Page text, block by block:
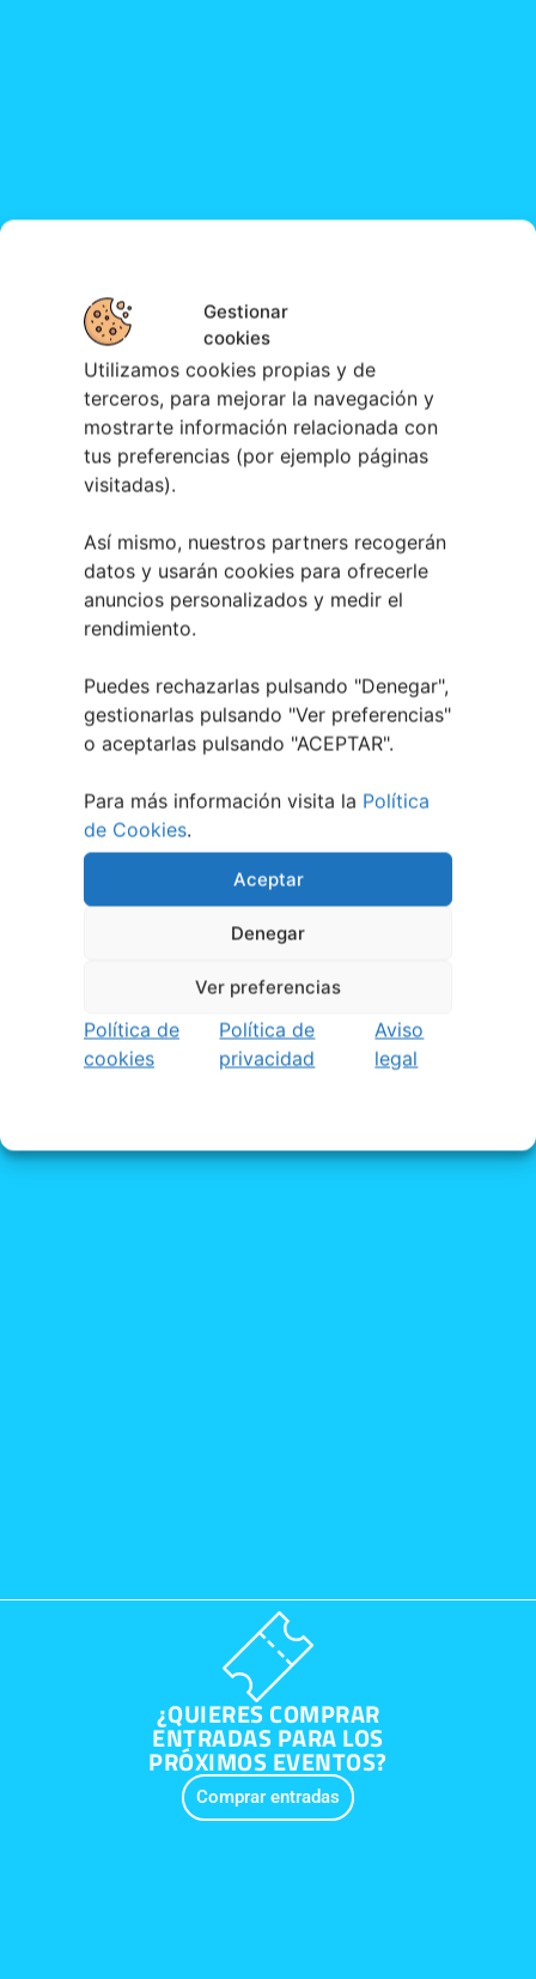
Gestionar
cookies
Utilizamos cookies propias y de
terceros, para mejorar la navegación y
mostrarte información relacionada con
tus preferencias (por ejemplo páginas
visitadas).
Así mismo, nuestros partners recogerán
datos y usarán cookies para ofrecerle
anuncios personalizados y medir el
rendimiento.
Puedes rechazarlas pulsando "Denegar",
gestionarlas pulsando "Ver preferencias"
o aceptarlas pulsando "ACEPTAR".
Para más información visita la Política
de Cookies.
Aceptar
Denegar
Ver preferencias
Política de
cookies
Política de
privacidad
Aviso
legal
¿QUIERES RECIBIR NOTIFICACIONES DE LOS
EVENTOS DE TU CIUDAD?
Te lo explicamos
¿QUIERES COMPRAR
ENTRADAS PARA LOS
PRÓXIMOS EVENTOS?
Comprar entradas